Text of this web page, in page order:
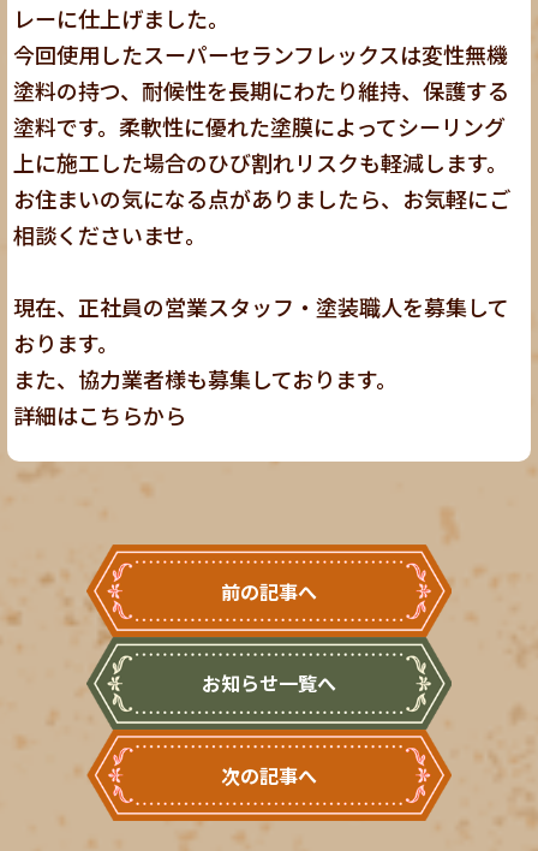
レーに仕上げました。
今回使用したスーパーセランフレックスは変性無機
塗料の持つ、耐候性を長期にわたり維持、保護する
塗料です。柔軟性に優れた塗膜によってシーリング
上に施工した場合のひび割れリスクも軽減します。
お住まいの気になる点がありましたら、お気軽にご
相談くださいませ。
現在、正社員の営業スタッフ・塗装職人を募集して
おります。
また、協力業者様も募集しております。
詳細はこちらから
前の記事へ
お知らせ一覧へ
次の記事へ